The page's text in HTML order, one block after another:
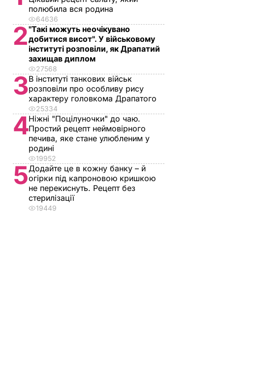
полюбила вся родина
64636
2"Такі можуть неочікувано
добитися висот". У військовому
інституті розповіли, як Драпатий
захищав диплом
27568
3В інституті танкових військ
розповіли про особливу рису
характеру головкома Драпатого
25334
4Ніжні "Поцілуночки" до чаю.
Простий рецепт неймовірного
печива, яке стане улюбленим у
родині
19952
5Додайте це в кожну банку – й
огірки під капроновою кришкою
не перекиснуть. Рецепт без
стерилізації
19449